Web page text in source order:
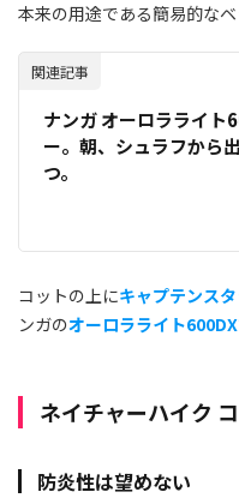
本来の用途である簡易的なベ
関連記事
ナンガ オーロラライト
ー。朝、シュラフから
つ。
コットの上にキャプテンス
ンガのオーロラライト600DX
ネイチャーハイク
防炎性は望めない